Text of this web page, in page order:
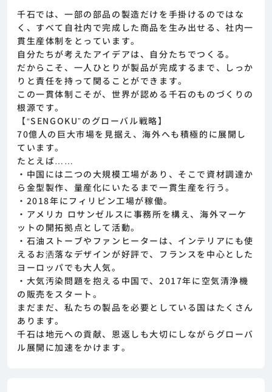
人紹介サービスのため、 応募に際してはまずエ
ージェントとの面談が必要になります。そのた
めまずは求人への興味有無を面談等で確認致し
ます。その後正式な求人応募へと進んでいただ
きます。
千石では、一部の部品の製造だけを手掛けるのではな
く、すべて自社内で完成した商品を生み出せる、社内一
貫生産体制をとっています。
自分たちが考えたアイデアは、自分たちでつくる。
だからこそ、一人ひとりが製品が完成するまで、しっか
りと責任を持って関ることができます。
この一貫体制こそが、世界が認める千石のものづくりの
根源です。
【“SENGOKU”のグローバル戦略】
70億人の巨大市場を見据え、海外へも積極的に展開し
ています。
たとえば……
・中国には二つの大規模工場があり、そこで資材調達か
ら金型製作、量産化にいたるまで一貫生産を行う。
・2018年にフィリピン工場が稼働。
・アメリカ ロサンゼルスに事務所を構え、海外マーケ
ットの開拓拠点として活動。
・石油ストーブやファンヒーターは、インテリアにも使
えるお洒落なデザインが好評で、フランスを中心とした
ヨーロッパでも大人気。
・大気汚染問題を抱える中国で、2017年に空気清浄機
の販売をスタート。
まだまだ、私たちの製品を必要としている国はたくさん
あります。
千石は地元への貢献、恩返しも大切にしながらグローバ
ル展開に加速をかけます。